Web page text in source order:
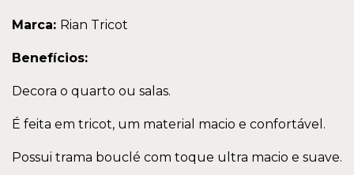
Marca: Rian Tricot
Benefícios:
Decora o quarto ou salas.
É feita em tricot, um material macio e confortável.
Possui trama bouclé com toque ultra macio e suave.